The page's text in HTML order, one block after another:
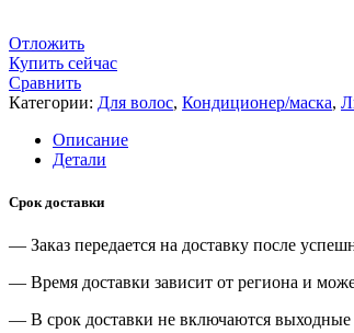
Отложить
Купить сейчас
Сравнить
Категории: Для волос, Кондиционер/маска,
Описание
Детали
Срок доставки
— Заказ передается на доставку после
— Время доставки зависит от региона и
— В срок доставки не включаются